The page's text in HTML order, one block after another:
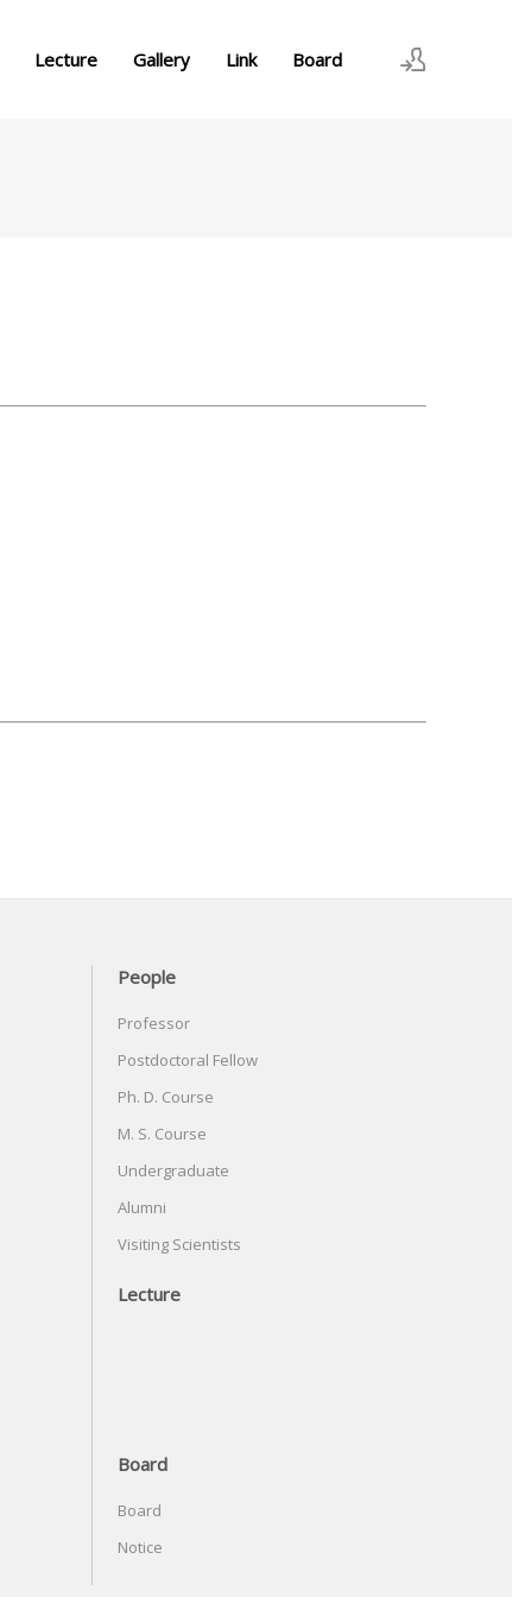
Lecture Gallery Link Board
People
Professor
Postdoctoral Fellow
Ph. D. Course
M. S. Course
Undergraduate
Alumni
Visiting Scientists
Lecture
Board
Board
Notice